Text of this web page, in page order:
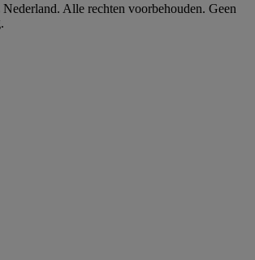
Alle rechten voorbehouden. Geen